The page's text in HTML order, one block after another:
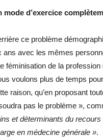
mode d’exercice
ce problème
ans avec les mêmes
féminisation de la
voulons plus de temps
raison, qu’en proposant
pas le problème »,
et déterminants du
en médecine générale ».